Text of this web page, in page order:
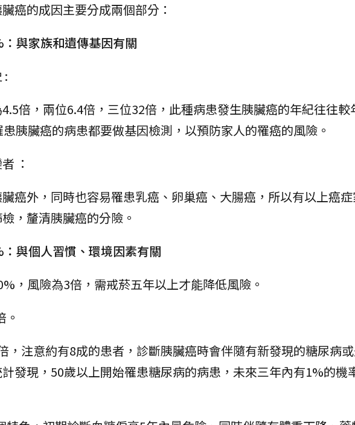
癌的成因主要分成兩個部分：
與家族和遺傳基因有關
:
倍，兩位6.4倍，三位32倍，此種病患發生胰臟癌的年紀往往較
胰臟癌的病患都要做基因檢測，以預防家人的罹癌的風險。
：
癌外，同時也容易罹患乳癌、卵巢癌、大腸癌，所以有以上癌
，釐清胰臟癌的分險。
與個人習慣、環境因素有關
，風險為3倍，需戒菸五年以上才能降低風險。
，注意約有8成的患者，診斷胰臟癌時會伴隨有新發現的糖尿病
發現，50歲以上開始罹患糖尿病的病患，未來三年內有1%的機